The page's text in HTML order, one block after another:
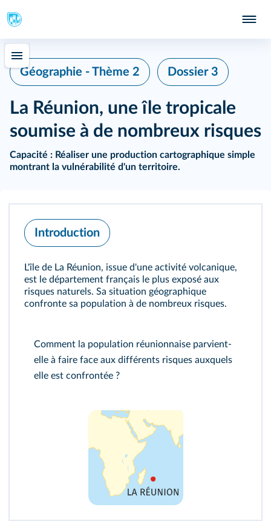
Géographie - Thème 2 Dossier 3
La Réunion, une île tropicale
soumise à de nombreux risques
Capacité : Réaliser une production cartographique simple
montrant la vulnérabilité d'un territoire.
Introduction
L'île de La Réunion, issue d'une activité volcanique,
est le département français le plus exposé aux
risques naturels. Sa situation géographique
confronte sa population à de nombreux risques.
Comment la population réunionnaise parvient-
elle à faire face aux différents risques auxquels
elle est confrontée ?